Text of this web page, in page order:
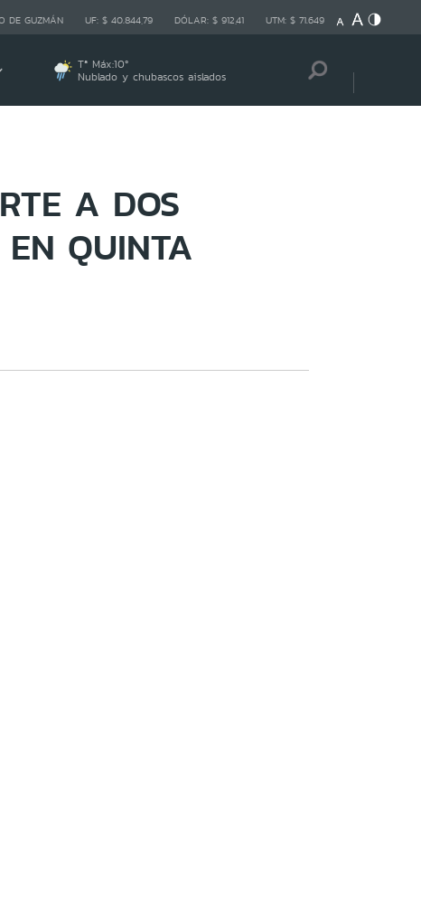
DE GUZMÁN UF: $ 40.844,79 DÓLAR: $ 912,41 UTM: $ 71.649
Tª Máx:10º
Nublado y chubascos aislados
A DOS
QUINTA